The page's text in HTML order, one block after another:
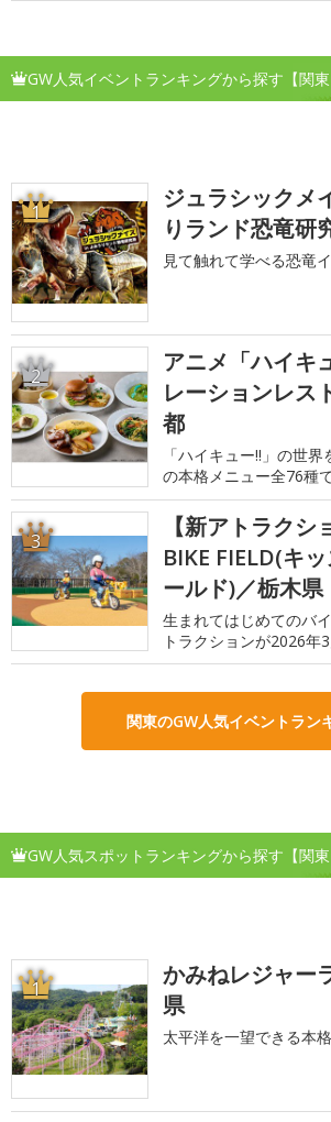
GW人気イベントランキングから探す【関東
1
ジュラシックメ
りランド恐竜研
見て触れて学べる恐竜
2
アニメ「ハイキ
レーションレス
都
「ハイキュー!!」の世
の本格メニュー全76種
3
【新アトラクシ
BIKE FIELD(キ
ールド)／栃木県
生まれてはじめてのバ
トラクションが2026年
関東のGW人気イベントラン
GW人気スポットランキングから探す【関東
1
かみねレジャー
県
太平洋を一望できる本